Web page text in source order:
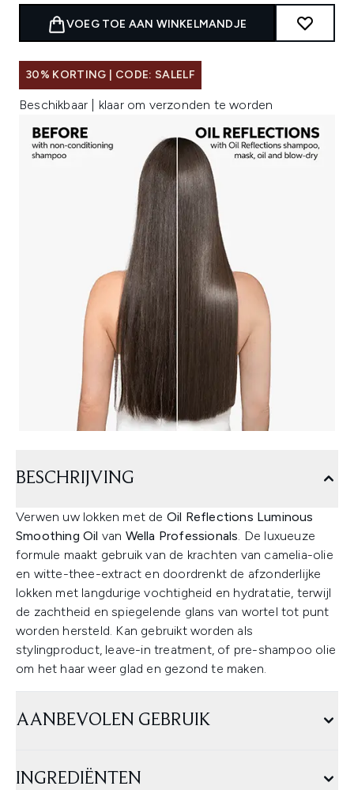
VOEG TOE AAN WINKELMANDJE
30% KORTING | CODE: SALELF
Beschikbaar | klaar om verzonden te worden
BESCHRIJVING
Verwen uw lokken met de Oil Reflections Luminous
Smoothing Oil van Wella Professionals. De luxueuze
formule maakt gebruik van de krachten van camelia-olie
en witte-thee-extract en doordrenkt de afzonderlijke
lokken met langdurige vochtigheid en hydratatie, terwijl
de zachtheid en spiegelende glans van wortel tot punt
worden hersteld. Kan gebruikt worden als
stylingproduct, leave-in treatment, of pre-shampoo olie
om het haar weer glad en gezond te maken.
AANBEVOLEN GEBRUIK
INGREDIËNTEN